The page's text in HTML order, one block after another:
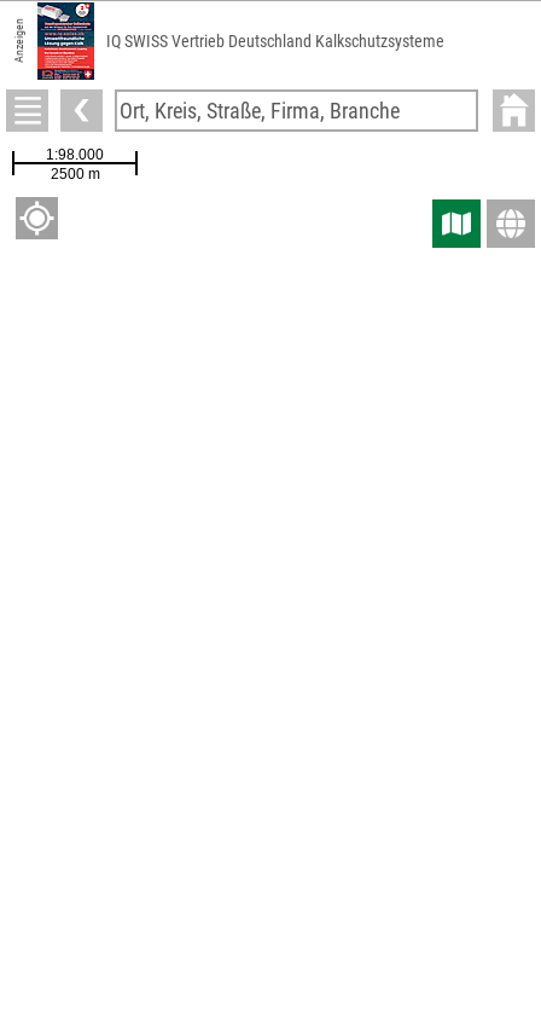
Anzeigen IQ SWISS Vertrieb Deutschland Kalkschutzsysteme